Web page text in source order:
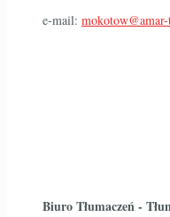
e-mail:
Biuro Tłumaczeń -